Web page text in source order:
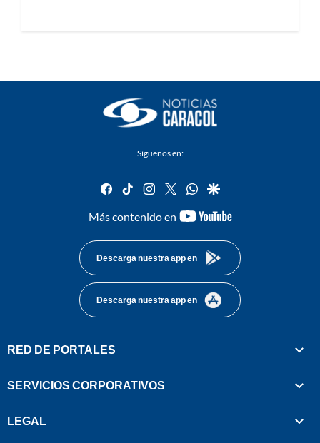
Síguenos en:
facebook
tiktok instagram
twitterwhatsapp
google
Más contenido en
youtube-
Descarga nuestra app en
Descarga nuestra app en
RED DE PORTALES
SERVICIOS CORPORATIVOS
LEGAL